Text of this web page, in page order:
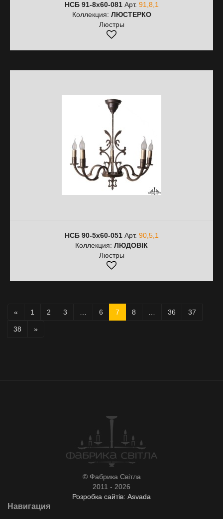
НСБ 91-8х60-081Арт. 91,8,1
Коллекция: ЛЮСТЕРКО
Люстры
НСБ 90-5х60-051Арт. 90,5,1
Коллекция: ЛЮДОВІК
Люстры
« 1 2 3 6 7 8 36 37
38 »
© Фабрика Світла
2011 - 2026
Розробка сайтів: Asvada
Навигация